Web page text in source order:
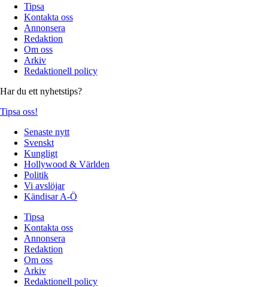
Tipsa
Kontakta oss
Annonsera
Redaktion
Om oss
Arkiv
Redaktionell policy
Har du ett nyhetstips?
Tipsa oss!
Senaste nytt
Svenskt
Kungligt
Hollywood & Världen
Politik
Vi avslöjar
Kändisar A-Ö
Tipsa
Kontakta oss
Annonsera
Redaktion
Om oss
Arkiv
Redaktionell policy